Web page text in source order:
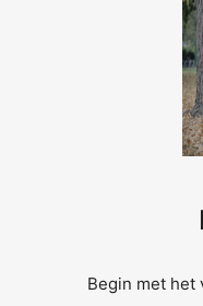
Begin met het